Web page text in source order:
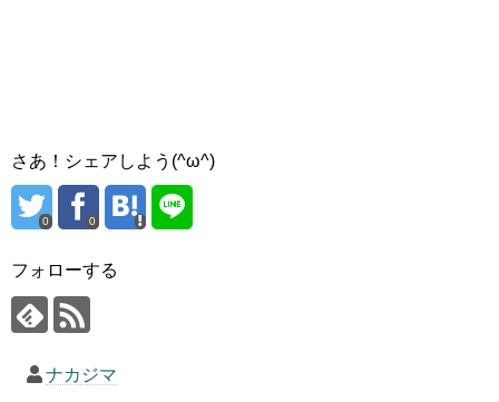
さあ！シェアしよう(^ω^)
0 0
フォローする
ナカジマ